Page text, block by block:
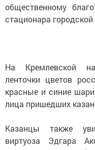
общественному
стационара
На Кремлевской
ленточки цветов
красные и синие
лица пришедших
Казанцы также
виртуоза Эдгара